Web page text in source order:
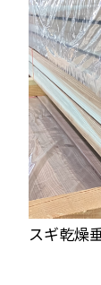
スギ乾燥